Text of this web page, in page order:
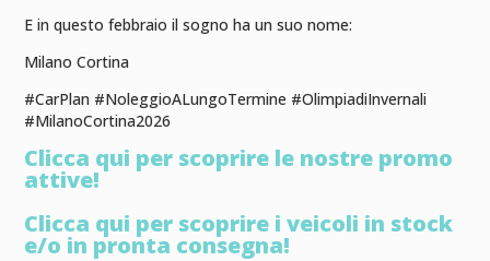
E in questo febbraio il sogno ha un suo nome:
Milano Cortina
#CarPlan #NoleggioALungoTermine #OlimpiadiInvernali
#MilanoCortina2026
Clicca qui per scoprire le nostre promo
attive!
Clicca qui per scoprire i veicoli in stock
e/o in pronta consegna!